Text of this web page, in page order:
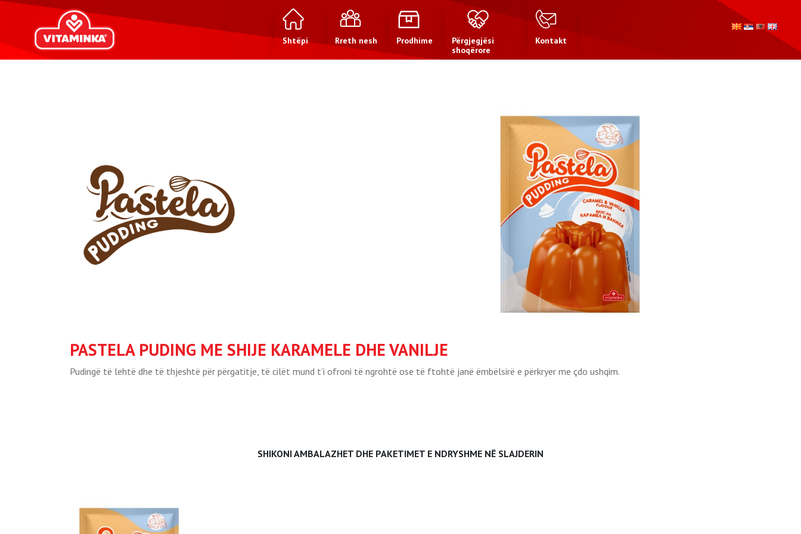
Shtëpi Rreth nesh Prodhime
Përgjegjësi
shoqërore
Kontakt
PASTELA PUDING ME SHIJE KARAMELE DHE VANILJE
Pudingë të lehtë dhe të thjeshtë për përgatitje, të cilët mund t’i ofroni të ngrohtë ose të ftohtë janë ëmbëlsirë e përkryer me çdo ushqim.
SHIKONI AMBALAZHET DHE PAKETIMET E NDRYSHME NË SLAJDERIN